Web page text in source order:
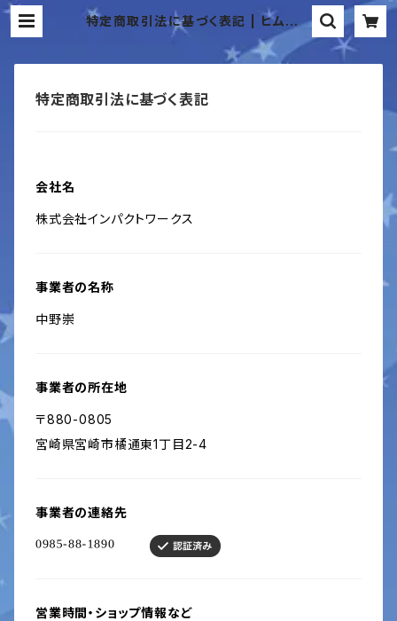
特定商取引法に基づく表記 | ヒムカイ
ザーオンラインショップ
特定商取引法に基づく表記
会社名
株式会社インパクトワークス
事業者の名称
中野崇
事業者の所在地
〒880-0805
宮崎県宮崎市橘通東1丁目2-4
事業者の連絡先
営業時間・ショップ情報など